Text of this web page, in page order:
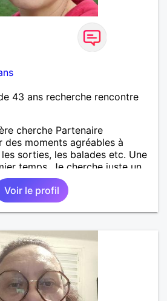
43 ans recherche rencontre
cherche Partenaire
des moments agréables à
sorties, les balades etc. Une
temps. Je cherche juste un
complice.
Voir le profil